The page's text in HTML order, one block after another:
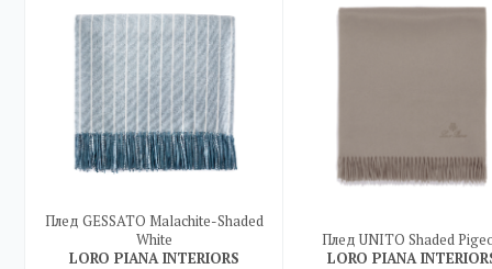
Плед GESSATO Malachite-Shaded
White
LORO PIANA INTERIORS
Плед UNITO Shaded
LORO PIANA